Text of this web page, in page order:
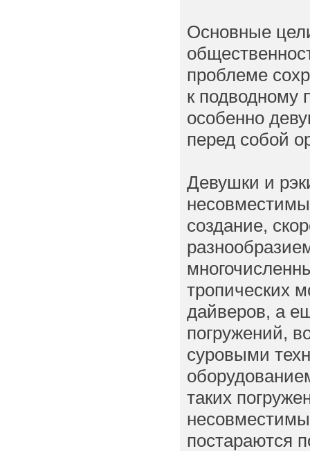
Основные
проблеме
к подводному
особенно
перед собой
Девушки и
создание,
тропических
дайверов, а
погружений,
суровыми
таких
постараются